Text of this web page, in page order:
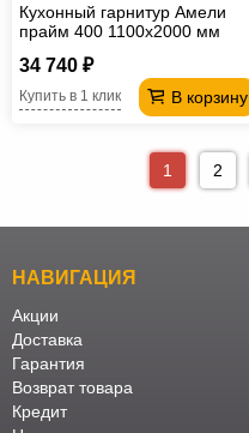
Кухонный гарнитур Амели
прайм 400 1100х2000 мм
34 740 ₽
В корзину
Купить в 1 клик
1 2
НАВИГАЦИЯ
Акции
Доставка
Гарантия
Возврат товара
Кредит